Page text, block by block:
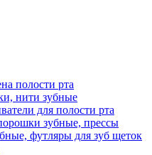
полости рта
нити зубные
для полости рта
зубные, прессы
футляры для зуб щеток